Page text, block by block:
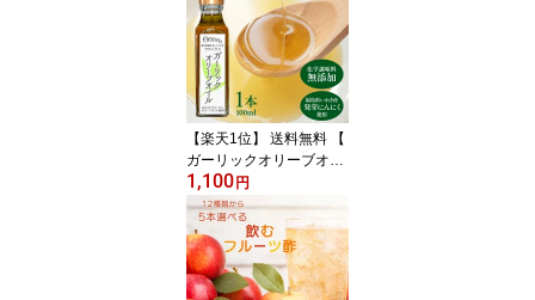
酢 飲むお酢 フルーツ酢
果実酢 ギフト 健康飲料
無添加 美味しいお酢 飲
む酢 飲める酢 泉水耕農
園思いやりの丘フクハウ
ス
【楽天1位】 送料無料 【
ガーリックオリーブオイ
ル 】 1瓶100g 1本入 オ
リーブオイル ニンニク
香味油 ガーリックオイル
にんにく油 オリーブオイ
ル 発芽にんにく使用 エ
キストラバージンオリー
1,100円